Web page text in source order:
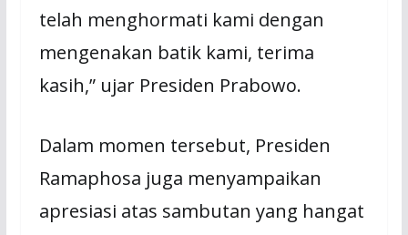
telah menghormati kami dengan
mengenakan batik kami, terima
kasih,” ujar Presiden Prabowo.
Dalam momen tersebut, Presiden
Ramaphosa juga menyampaikan
apresiasi atas sambutan yang hangat